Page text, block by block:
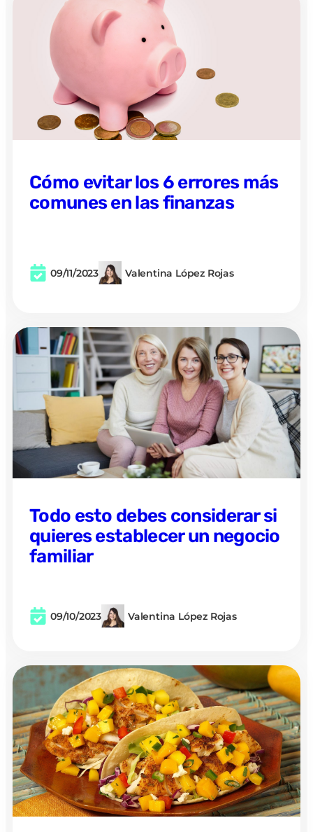
Cómo evitar los 6 errores más
comunes en las finanzas
09/11/2023 Valentina López Rojas
Todo esto debes considerar si
quieres establecer un negocio
familiar
09/10/2023 Valentina López Rojas